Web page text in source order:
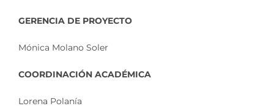
GERENCIA DE PROYECTO
Mónica Molano Soler
COORDINACIÓN ACADÉMICA
Lorena Polanía